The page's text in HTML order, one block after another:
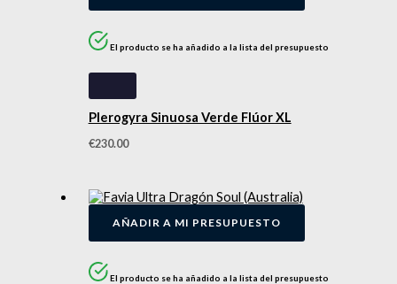
El producto se ha añadido a la lista del presupuesto
Plerogyra Sinuosa Verde Flúor XL
€230.00
AÑADIR A MI PRESUPUESTO
El producto se ha añadido a la lista del presupuesto